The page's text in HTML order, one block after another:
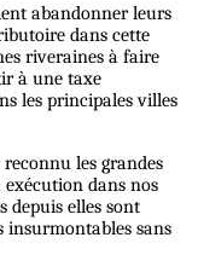
abandonner leurs
dans cette
riveraines à faire
à une taxe
les principales villes
les grandes
dans nos
depuis elles sont
insurmontables sans